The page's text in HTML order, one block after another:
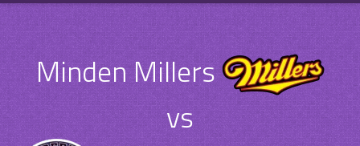
Minden Millers
vs